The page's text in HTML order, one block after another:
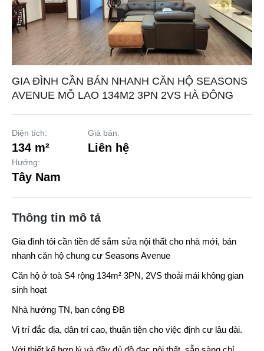
GIA ĐÌNH CẦN BÁN NHANH CĂN HỘ SEASONS
AVENUE MỖ LAO 134M2 3PN 2VS HÀ ĐÔNG
Diện tích:
134 m²
Giá bán:
Liên hệ
Hướng:
Tây Nam
Thông tin mô tả
Gia đình tôi cần tiền để sắm sửa nội thất cho nhà mới, bán
nhanh căn hộ chung cư Seasons Avenue
Căn hộ ở toà S4 rộng 134m² 3PN, 2VS thoải mái không gian
sinh hoạt
Nhà hướng TN, ban công ĐB
Vị trí đắc địa, dân trí cao, thuận tiện cho việc định cư lâu dài.